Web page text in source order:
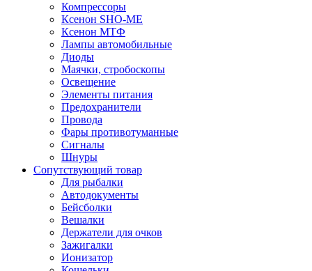
Компрессоры
Ксенон SHO-ME
Ксенон МТФ
Лампы автомобильные
Диоды
Маячки, стробоскопы
Освещение
Элементы питания
Предохранители
Провода
Фары противотуманные
Сигналы
Шнуры
Сопутствующий товар
Для рыбалки
Автодокументы
Бейсболки
Вешалки
Держатели для очков
Зажигалки
Ионизатор